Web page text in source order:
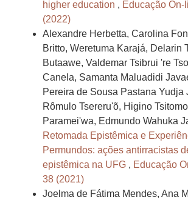
higher education , Educação On-
(2022)
Alexandre Herbetta, Carolina
Britto, Weretuma Karajá, Delarin
Butaawe, Valdemar Tsibrui 're
Canela, Samanta Maluadidi
Pereira de Sousa Pastana Yudja
Rômulo Tsereru'õ, Higino
Paramei'wa, Edmundo Wahuka
Retomada Epistêmica e
Permundos: ações antirracistas
epistêmica na UFG , Educação
38 (2021)
Joelma de Fátima Mendes, Ana